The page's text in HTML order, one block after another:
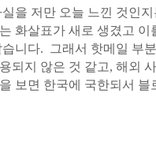
을 저만 오늘 느낀 것인
화살표가 새로 생겼고 이
니다. 그래서 핫메일 부
되지 않은 것 같고, 해외
보면 한국에 국한되서 블